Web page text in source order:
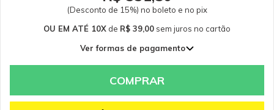
(Desconto de 15%) no boleto e no pix
OU EM ATÉ 10X de R$ 39,00 sem juros no cartão
Ver formas de pagamento
2x de R$ 195,00 sem juros
COMPRAR